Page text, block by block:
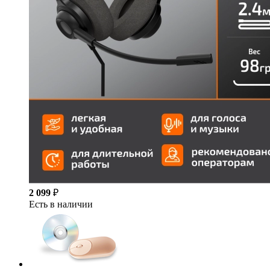
2 099 ₽
Есть в наличии